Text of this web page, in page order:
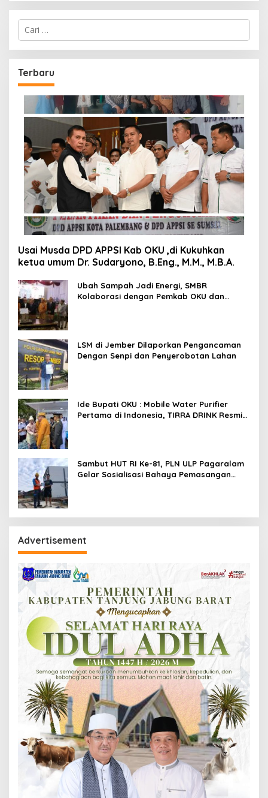
Cari
untuk:
Terbaru
Usai Musda DPD APPSI Kab OKU ,di Kukuhkan
ketua umum Dr. Sudaryono, B.Eng., M.M., M.B.A.
Ubah Sampah Jadi Energi, SMBR
Kolaborasi dengan Pemkab OKU dan
LSM di Jember Dilaporkan Pengancaman
Dengan Senpi dan Penyerobotan Lahan
Ide Bupati OKU : Mobile Water Purifier
Pertama di Indonesia, TIRRA DRINK Resmi
Sambut HUT RI Ke-81, PLN ULP Pagaralam
Gelar Sosialisasi Bahaya Pemasangan
Advertisement